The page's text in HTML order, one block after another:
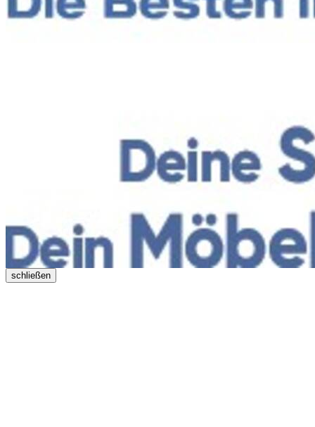
schließen